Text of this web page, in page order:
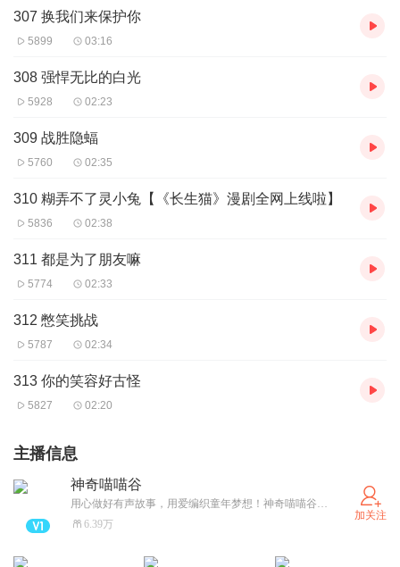
307 换我们来保护你
5899 03:16
308 强悍无比的白光
5928 02:23
309 战胜隐蝠
5760 02:35
310 糊弄不了灵小兔【《长生猫》漫剧全网上线啦】
5836 02:38
311 都是为了朋友嘛
5774 02:33
312 憋笑挑战
5787 02:34
313 你的笑容好古怪
5827 02:20
主播信息
神奇喵喵谷
用心做好有声故事，用爱编织童年梦想！神奇喵喵谷号：SQMMGFM 伴宝贝快乐成长！
6.39万
加关注